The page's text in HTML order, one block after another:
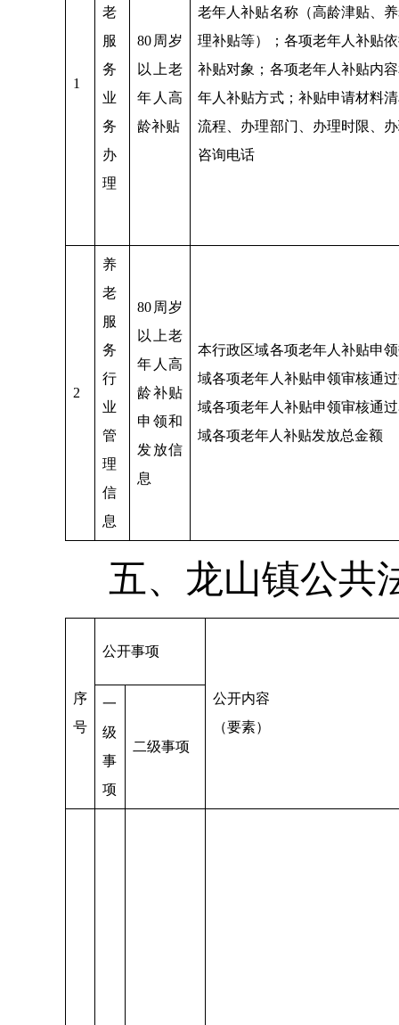
1
老
服
务
业
务
办
理
80周岁
以上老
年人高
龄补贴
老年人补贴名称（高龄津贴、
理补贴等）；各项老年人补贴
补贴对象；各项老年人补贴内
年人补贴方式；补贴申请材料
流程、办理部门、办理时限、
咨询电话
2
养
老
服
务
行
业
管
理
信
息
80周岁
以上老
年人高
龄补贴
申领和
发放信
息
本行政区域各项老年人补贴申
域各项老年人补贴申领审核通
域各项老年人补贴申领审核通
域各项老年人补贴发放总金额
五、龙山镇公共
序
号
公开事项
公开内容
（要素）
一
级
事
项
二级事项